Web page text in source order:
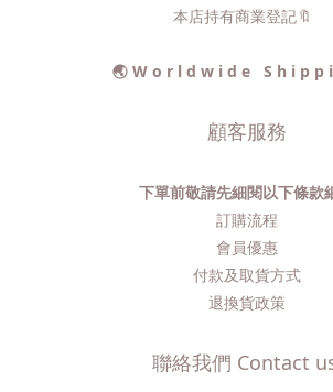
本店持有商業登記🔖
🌏 W o r l d w i d e S h i p p
顧客服務
下單前敬請先細閱以下條款
訂購流程​
會員優惠
付款及取貨方式
退換貨政策
聯絡我們 Contact